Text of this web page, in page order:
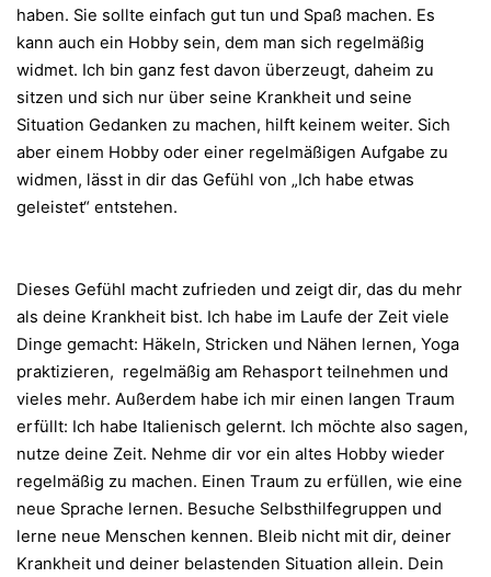
haben. Sie sollte einfach gut tun und Spaß machen. Es
kann auch ein Hobby sein, dem man sich regelmäßig
widmet. Ich bin ganz fest davon überzeugt, daheim zu
sitzen und sich nur über seine Krankheit und seine
Situation Gedanken zu machen, hilft keinem weiter. Sich
aber einem Hobby oder einer regelmäßigen Aufgabe zu
widmen, lässt in dir das Gefühl von „Ich habe etwas
geleistet“ entstehen.
Dieses Gefühl macht zufrieden und zeigt dir, das du mehr
als deine Krankheit bist. Ich habe im Laufe der Zeit viele
Dinge gemacht: Häkeln, Stricken und Nähen lernen, Yoga
praktizieren, regelmäßig am Rehasport teilnehmen und
vieles mehr. Außerdem habe ich mir einen langen Traum
erfüllt: Ich habe Italienisch gelernt. Ich möchte also sagen,
nutze deine Zeit. Nehme dir vor ein altes Hobby wieder
regelmäßig zu machen. Einen Traum zu erfüllen, wie eine
neue Sprache lernen. Besuche Selbsthilfegruppen und
lerne neue Menschen kennen. Bleib nicht mit dir, deiner
Krankheit und deiner belastenden Situation allein. Dein